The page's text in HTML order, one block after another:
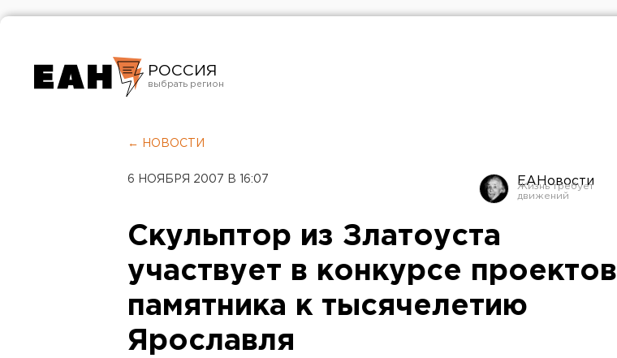
РОССИЯ
Челябинск
← НОВОСТИ
6 НОЯБРЯ 2007 В 16:07 ЕАНовости
Скульптор из Златоуста
участвует в конкурсе проектов
памятника к тысячелетию
Ярославля